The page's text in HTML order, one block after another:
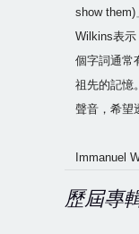
show them)
Wilkins表示
個字詞通常
祖先的記憶
聲音，希望
Immanuel
歷屆專